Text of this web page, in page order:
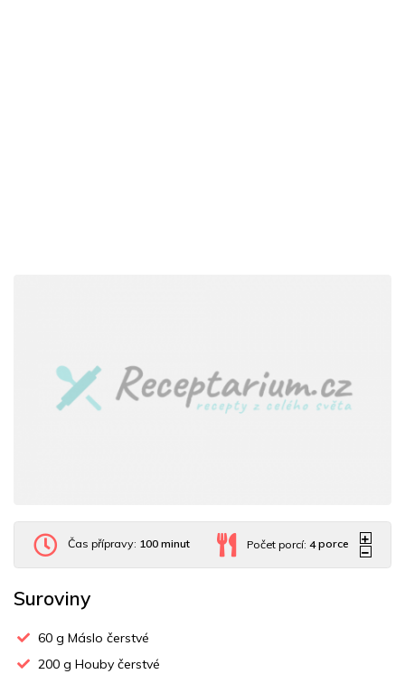
Čas přípravy: 100 minut Počet porcí: 4 porce
Suroviny
60 g Máslo čerstvé
200 g Houby čerstvé